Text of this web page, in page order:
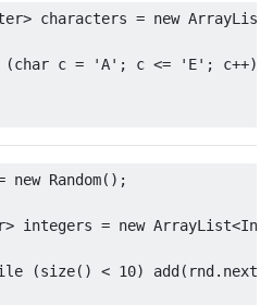
> characters = new ArrayList
(char c = 'A' ; c <= 'E' ; c++)
new Random();
> integers = new ArrayList<
(size() < 10) add ( rnd .